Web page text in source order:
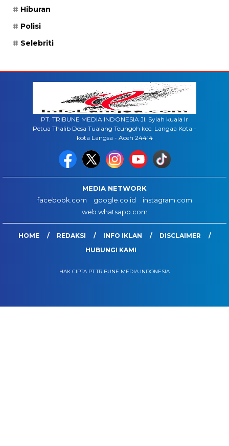
Hiburan
Polisi
Selebriti
PT. TRIBUNE MEDIA INDONESIA Jl. Syiah kuala lr
Petua Thalib Desa Tualang Teungoh kec. Langaa Kota -
kota Langsa - Aceh 24414
MEDIA NETWORK
facebook.com
google.co.id
instagram.com
web.whatsapp.com
HOME REDAKSI INFO IKLAN
DISCLAIMER
HUBUNGI KAMI
HAK CIPTA PT TRIBUNE MEDIA INDONESIA